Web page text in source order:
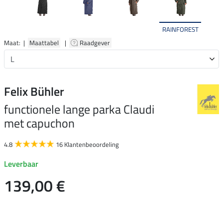
RAINFOREST
Maat: | Maattabel | Raadgever
Felix Bühler
functionele lange parka Claudi
met capuchon
4.8 16 Klantenbeoordeling
Leverbaar
139,00 €